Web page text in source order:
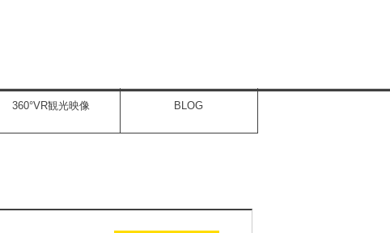
360°VR観光映像 BLOG